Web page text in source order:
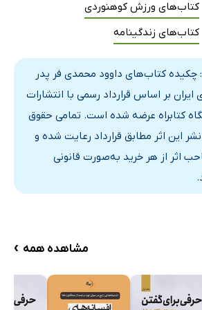
ایران و جهان
ایران
کوه‌نوردی فنی در دنیای نوین
میراث کوه‌نوردی جهان
صعود شده‌ی تاریخ جهان کوه‌نوردی
تاریخ، میراث کوه‌نوردی جهان
کوه‌نوردی
غارنوردی ایران
زیبای ایران و راهکارهای پیشگیرانه
کتاب‌های ورزش کوهنوردی
کتاب‌های زندگینامه
چکیده کتاب‌های داوود محمدی فر پدر
ایران بر اساس قرارداد رسمی با انتشارات
کتابراه عرضه شده است. تمامی حقوق
این اثر مطابق قرارداد رعایت شده و
اثر از هر خرید به‌صورت قانونی
مشاهده همه ›